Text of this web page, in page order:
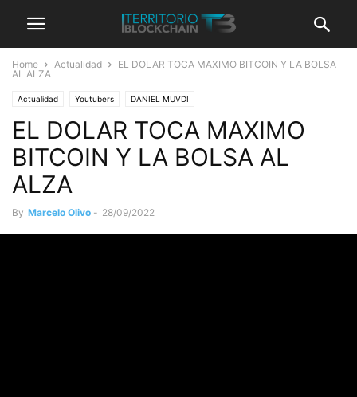
Home Actualidad
EL DOLAR TOCA MAXIMO BITCOIN Y LA BOLSA
AL ALZA
Actualidad Youtubers DANIEL MUVDI
EL DOLAR TOCA MAXIMO
BITCOIN Y LA BOLSA AL
ALZA
By Marcelo Olivo - 28/09/2022